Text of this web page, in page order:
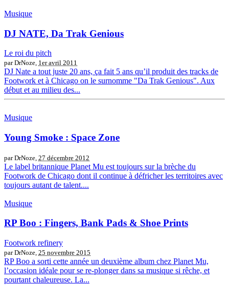
Musique
DJ NATE, Da Trak Genious
Le roi du pitch
par DrNoze, 1er avril 2011
DJ Nate a tout juste 20 ans, ça fait 5 ans qu’il produit des tracks de
Footwork et à Chicago on le surnomme "Da Trak Genious". Aux
début et au milieu des...
Musique
Young Smoke : Space Zone
par DrNoze, 27 décembre 2012
Le label britannique Planet Mu est toujours sur la brèche du
Footwork de Chicago dont il continue à défricher les territoires avec
toujours autant de talent....
Musique
RP Boo : Fingers, Bank Pads & Shoe Prints
Footwork refinery
par DrNoze, 25 novembre 2015
RP Boo a sorti cette année un deuxième album chez Planet Mu,
l’occasion idéale pour se re-plonger dans sa musique si rêche, et
pourtant chaleureuse. La...